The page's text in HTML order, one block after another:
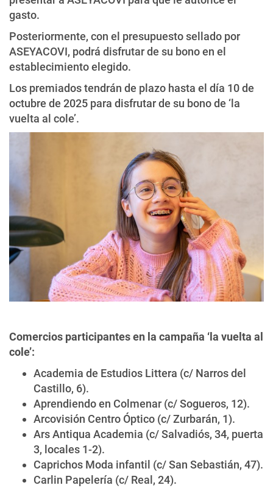
gasto.
Posteriormente, con el presupuesto sellado por
ASEYACOVI, podrá disfrutar de su bono en el
establecimiento elegido.
Los premiados tendrán de plazo hasta el día 10 de
octubre de 2025 para disfrutar de su bono de ‘la
vuelta al cole’.
Comercios participantes en la campaña ‘la vuelta al
cole’:
Academia de Estudios Littera (c/ Narros del
Castillo, 6).
Aprendiendo en Colmenar (c/ Sogueros, 12).
Arcovisión Centro Óptico (c/ Zurbarán, 1).
Ars Antiqua Academia (c/ Salvadiós, 34, puerta
3, locales 1-2).
Caprichos Moda infantil (c/ San Sebastián, 47).
Carlin Papelería (c/ Real, 24).